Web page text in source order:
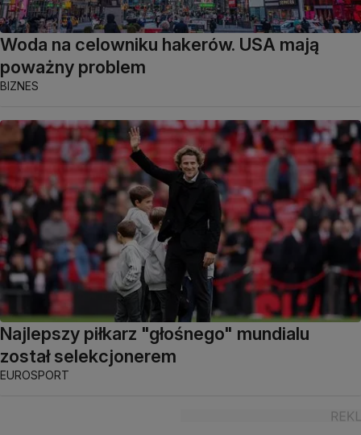
Woda na celowniku hakerów. USA mają
poważny problem
BIZNES
Najlepszy piłkarz "głośnego" mundialu
został selekcjonerem
EUROSPORT